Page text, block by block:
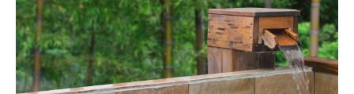
ビジネスと働き方のヒント
AI活用のいまが分かる
企業ITのトレンドを詳説